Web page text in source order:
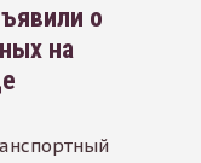
о
на